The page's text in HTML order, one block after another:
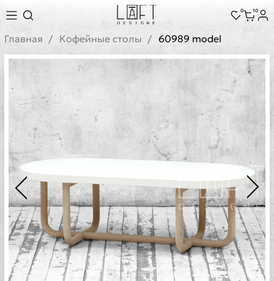
0 10
Главная Кофейные столы 60989 model